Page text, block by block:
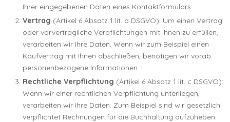
Ihrer eingegebenen Daten eines Kontaktformulars.
Vertrag (Artikel 6 Absatz 1 lit. b DSGVO): Um einen Vertrag
oder vorvertragliche Verpflichtungen mit Ihnen zu erfüllen,
verarbeiten wir Ihre Daten. Wenn wir zum Beispiel einen
Kaufvertrag mit Ihnen abschließen, benötigen wir vorab
personenbezogene Informationen.
Rechtliche Verpflichtung (Artikel 6 Absatz 1 lit. c DSGVO):
Wenn wir einer rechtlichen Verpflichtung unterliegen,
verarbeiten wir Ihre Daten. Zum Beispiel sind wir gesetzlich
verpflichtet Rechnungen für die Buchhaltung aufzuheben.